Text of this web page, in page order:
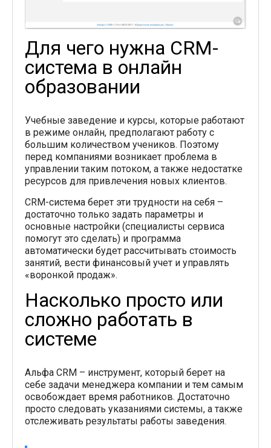
Для чего нужна CRM-
система в онлайн
образовании
Учебные заведение и курсы, которые работают
в режиме онлайн, предполагают работу с
большим количеством учеников. Поэтому
перед компаниями возникает проблема в
управлении таким потоком, а также недостатке
ресурсов для привлечения новых клиентов.
CRM-система берет эти трудности на себя –
достаточно только задать параметры и
основные настройки (специалисты сервиса
помогут это сделать) и программа
автоматически будет рассчитывать стоимость
занятий, вести финансовый учет и управлять
«воронкой продаж».
Насколько просто или
сложно работать в
системе
Альфа CRM – инструмент, который берет на
себе задачи менеджера компании и тем самым
освобождает время работников. Достаточно
просто следовать указаниями системы, а также
отслеживать результаты работы заведения.